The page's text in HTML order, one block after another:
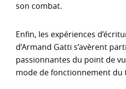
son combat.
Enfin, les expériences
d’Armand Gatti s’avèrent
passionnantes du point de
mode de fonctionnement du